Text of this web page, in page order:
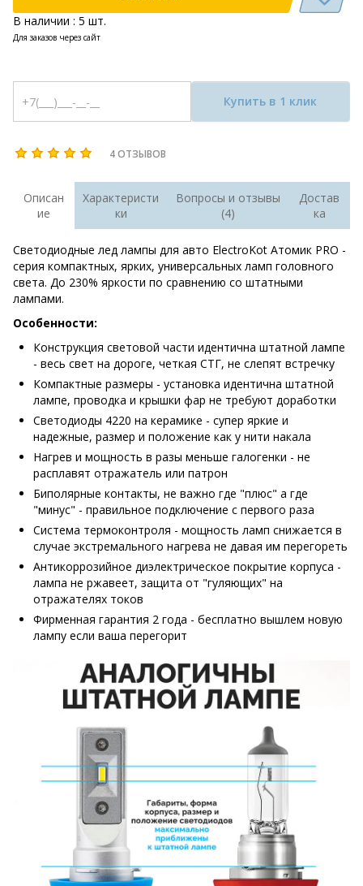
В наличии : 5 шт.
Для заказов через сайт
Купить в 1 клик
4 ОТЗЫВОВ
Описан
ие
Характеристи
ки
Вопросы и отзывы
(4)
Достав
ка
Светодиодные лед лампы для авто ElectroKot Атомик PRO -
серия компактных, ярких, универсальных ламп головного
света. До 230% яркости по сравнению со штатными
лампами.
Особенности:
Конструкция световой части идентична штатной лампе
- весь свет на дороге, четкая СТГ, не слепят встречку
Компактные размеры - установка идентична штатной
лампе, проводка и крышки фар не требуют доработки
Светодиоды 4220 на керамике - супер яркие и
надежные, размер и положение как у нити накала
Нагрев и мощность в разы меньше галогенки - не
расплавят отражатель или патрон
Биполярные контакты, не важно где "плюс" а где
"минус" - правильное подключение с первого раза
Система термоконтроля - мощность ламп снижается в
случае экстремального нагрева не давая им перегореть
Антикоррозийное диэлектрическое покрытие корпуса -
лампа не ржавеет, защита от "гуляющих" на
отражателях токов
Фирменная гарантия 2 года - бесплатно вышлем новую
лампу если ваша перегорит